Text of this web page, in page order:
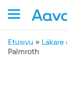
Etusivu »
Palmroth